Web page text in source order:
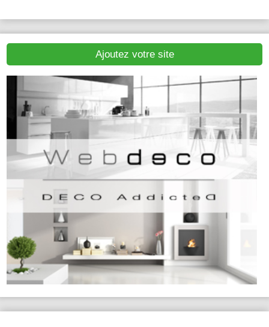
Ajoutez votre site